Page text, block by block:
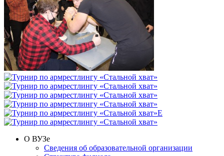
О ВУЗе
Сведения об образовательной организации